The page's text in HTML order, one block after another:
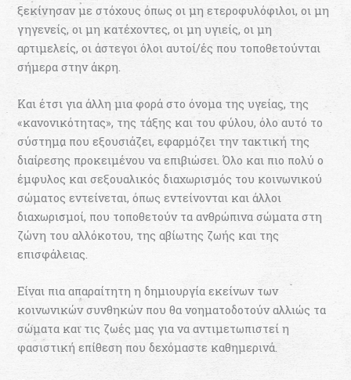
ξεκίνησαν με στόχους όπως οι μη ετεροφυλόφιλοι, οι μη
γηγενείς, οι μη κατέχοντες, οι μη υγιείς, οι μη
αρτιμελείς, οι άστεγοι όλοι αυτοί/ές που τοποθετούνται
σήμερα στην άκρη.
Και έτσι για άλλη μια φορά στο όνομα της υγείας, της
«κανονικότητας», της τάξης και του φύλου, όλο αυτό το
σύστημα που εξουσιάζει, εφαρμόζει την τακτική της
διαίρεσης προκειμένου να επιβιώσει. Όλο και πιο πολύ ο
έμφυλος και σεξουαλικός διαχωρισμός του κοινωνικού
σώματος εντείνεται, όπως εντείνονται και άλλοι
διαχωρισμοί, που τοποθετούν τα ανθρώπινα σώματα στη
ζώνη του αλλόκοτου, της αβίωτης ζωής και της
επισφάλειας.
Είναι πια απαραίτητη η δημιουργία εκείνων των
κοινωνικών συνθηκών που θα νοηματοδοτούν αλλιώς τα
σώματα και τις ζωές μας για να αντιμετωπιστεί η
φασιστική επίθεση που δεχόμαστε καθημερινά.